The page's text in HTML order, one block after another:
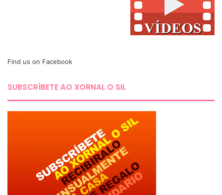
Find us on Facebook
SUBSCRÍBETE AO XORNAL O SIL